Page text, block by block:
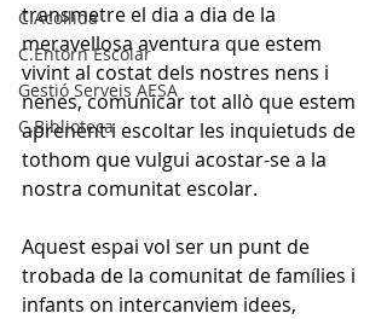
C.Acollida
C.Entorn Escolar
Gestió Serveis AESA
C.Biblioteca
transmetre el dia a dia de la
meravellosa aventura que estem
vivint al costat dels nostres nens i
nenes, comunicar tot allò que estem
aprenent i escoltar les inquietuds de
tothom que vulgui acostar-se a la
nostra comunitat escolar.
Aquest espai vol ser un punt de
trobada de la comunitat de famílies i
infants on intercanviem idees,